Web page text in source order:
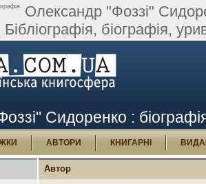
Олександр "Фоззі"
біографія,
Сидоренко :
АВТОРИ КНИГАРНІ
Автор